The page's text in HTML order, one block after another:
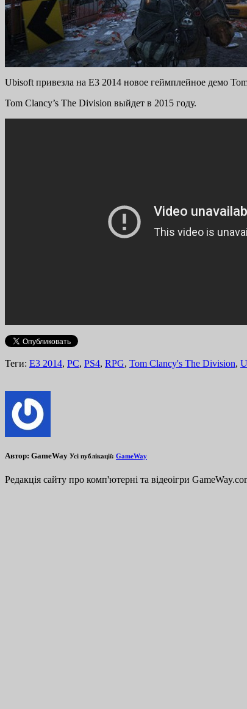
Ubisoft привезла на E3 2014 новое геймплейное демо
Tom Clancy’s The Division выйдет в 2015 году.
Теги: E3 2014, PC, PS4, RPG, Tom Clancy's The Division,
Автор: GameWay Усі публікації: GameWay
Редакція сайту про комп'ютерні та відеоігри